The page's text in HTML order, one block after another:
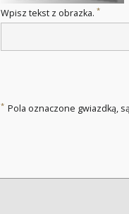
Wpisz tekst z obrazka. *
* Pola oznaczone gwiazdką,